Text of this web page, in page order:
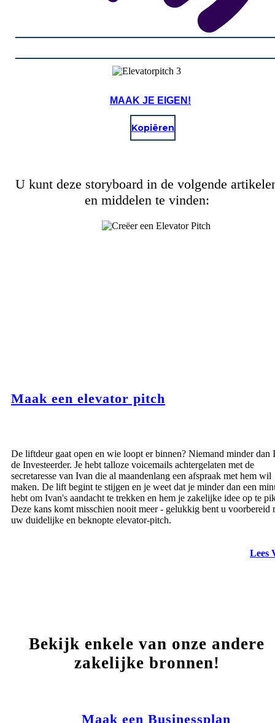
MAAK JE EIGEN!
Kopiëren
U kunt deze storyboard in de volgende
en middelen te vinden:
Maak een elevator pitch
De liftdeur gaat open en wie loopt er binnen? Niemand minder dan
de Investeerder. Je hebt talloze voicemails achtergelaten met de
secretaresse van Ivan die al maandenlang een afspraak met hem wil
maken. De lift begint te stijgen en je weet dat je minder dan een
hebt om Ivan's aandacht te trekken en hem je zakelijke idee op te
Deze kans komt misschien nooit meer - gelukkig bent u voorbereid
uw duidelijke en beknopte elevator-pitch.
Lees
Bekijk enkele van onze andere
zakelijke bronnen!
Maak een Businessplan